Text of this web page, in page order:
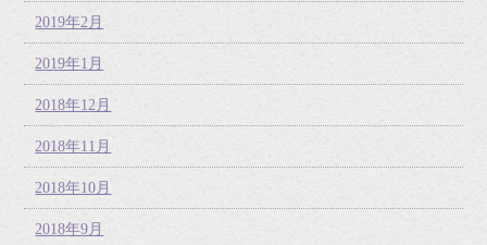
2019年2月
2019年1月
2018年12月
2018年11月
2018年10月
2018年9月